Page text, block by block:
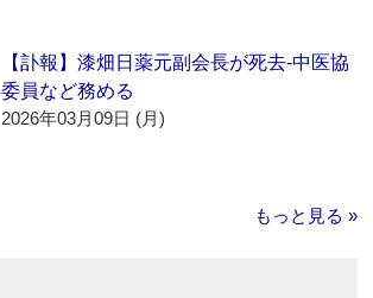
【訃報】漆畑日薬元副会長が死去‐中医協
委員など務める
2026年03月09日 (月)
もっと見る »